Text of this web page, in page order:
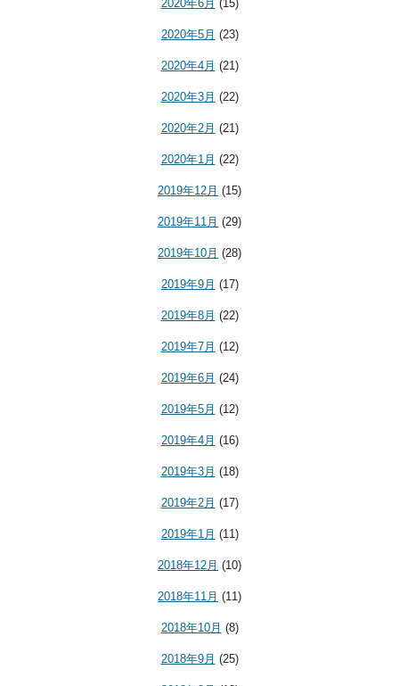
2020年6月 (15)
2020年5月 (23)
2020年4月 (21)
2020年3月 (22)
2020年2月 (21)
2020年1月 (22)
2019年12月 (15)
2019年11月 (29)
2019年10月 (28)
2019年9月 (17)
2019年8月 (22)
2019年7月 (12)
2019年6月 (24)
2019年5月 (12)
2019年4月 (16)
2019年3月 (18)
2019年2月 (17)
2019年1月 (11)
2018年12月 (10)
2018年11月 (11)
2018年10月 (8)
2018年9月 (25)